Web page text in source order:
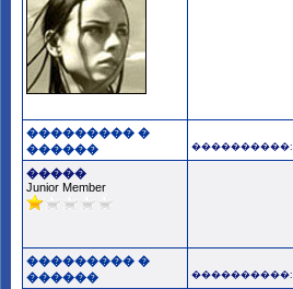
��������� �
������
����������:
�����
Junior Member
��������� �
������
����������: